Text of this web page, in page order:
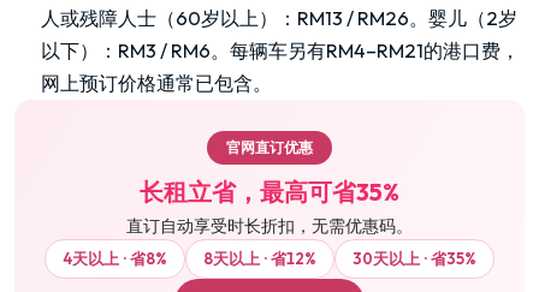
人或残障人士（60岁以上）：RM13 / RM26。婴儿（2岁
以下）：RM3 / RM6。每辆车另有RM4–RM21的港口费，
网上预订价格通常已包含。
官网直订优惠
长租立省，最高可省35%
直订自动享受时长折扣，无需优惠码。
4天以上 · 省8% 8天以上 · 省12% 30天以上 · 省35%